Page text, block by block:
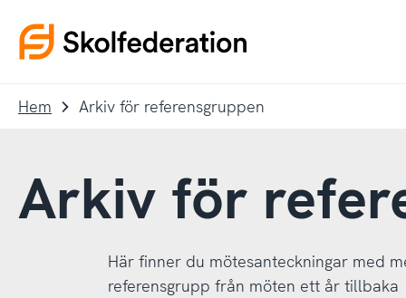
navigering
innehållet
To
Hem Arkiv för referensgruppen
Arkiv för
Här finner du mötesanteckningar med
referensgrupp från möten ett år tillbaka